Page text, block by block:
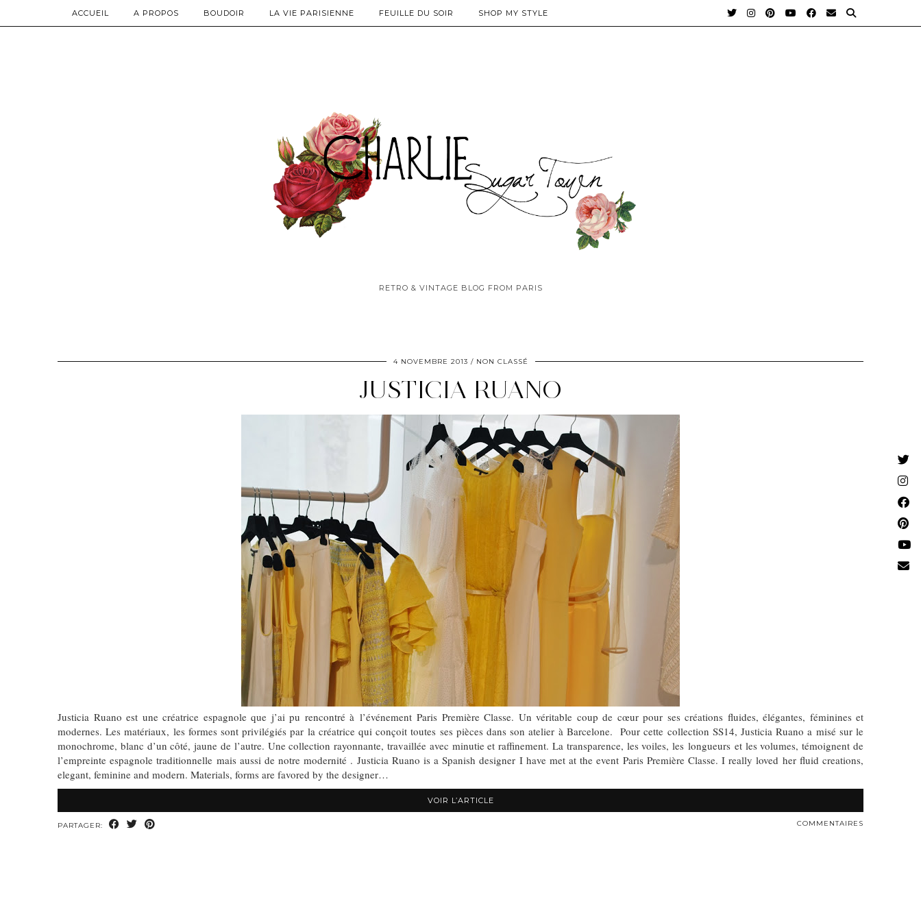
RETRO & VINTAGE BLOG FROM PARIS
ACCUEIL A PROPOS BOUDOIR LA VIE PARISIENNE FEUILLE DU SOIR SHOP MY STYLE
4 NOVEMBRE 2013 NON CLASSÉ
JUSTICIA RUANO
Justicia Ruano est une créatrice espagnole que j’ai pu rencontré à l’événement Paris Première Classe. Un véritable coup de cœur pour ses créations fluides, élégantes, féminines et
modernes. Les matériaux, les formes sont privilégiés par la créatrice qui conçoit toutes ses pièces dans son atelier à Barcelone. Pour cette collection SS14, Justicia Ruano a misé sur le
monochrome, blanc d’un côté, jaune de l’autre. Une collection rayonnante, travaillée avec minutie et raffinement. La transparence, les voiles, les longueurs et les volumes, témoignent de
l’empreinte espagnole traditionnelle mais aussi de notre modernité . Justicia Ruano is a Spanish designer I have met at the event Paris Première Classe. I really loved her fluid creations,
elegant, feminine and modern. Materials, forms are favored by the designer…
VOIR L’ARTICLE
PARTAGER: COMMENTAIRES